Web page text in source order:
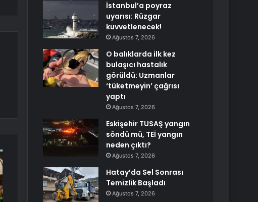
İstanbul’a poyraz
uyarısı: Rüzgar
kuvvetlenecek!
Ağustos 7, 2026
O balıklarda ilk kez
bulaşıcı hastalık
görüldü: Uzmanlar
‘tüketmeyin’ çağrısı
yaptı
Ağustos 7, 2026
Eskişehir TUSAŞ yangın
söndü mü, TEİ yangın
neden çıktı?
Ağustos 7, 2026
Hatay’da Sel Sonrası
Temizlik Başladı
Ağustos 7, 2026